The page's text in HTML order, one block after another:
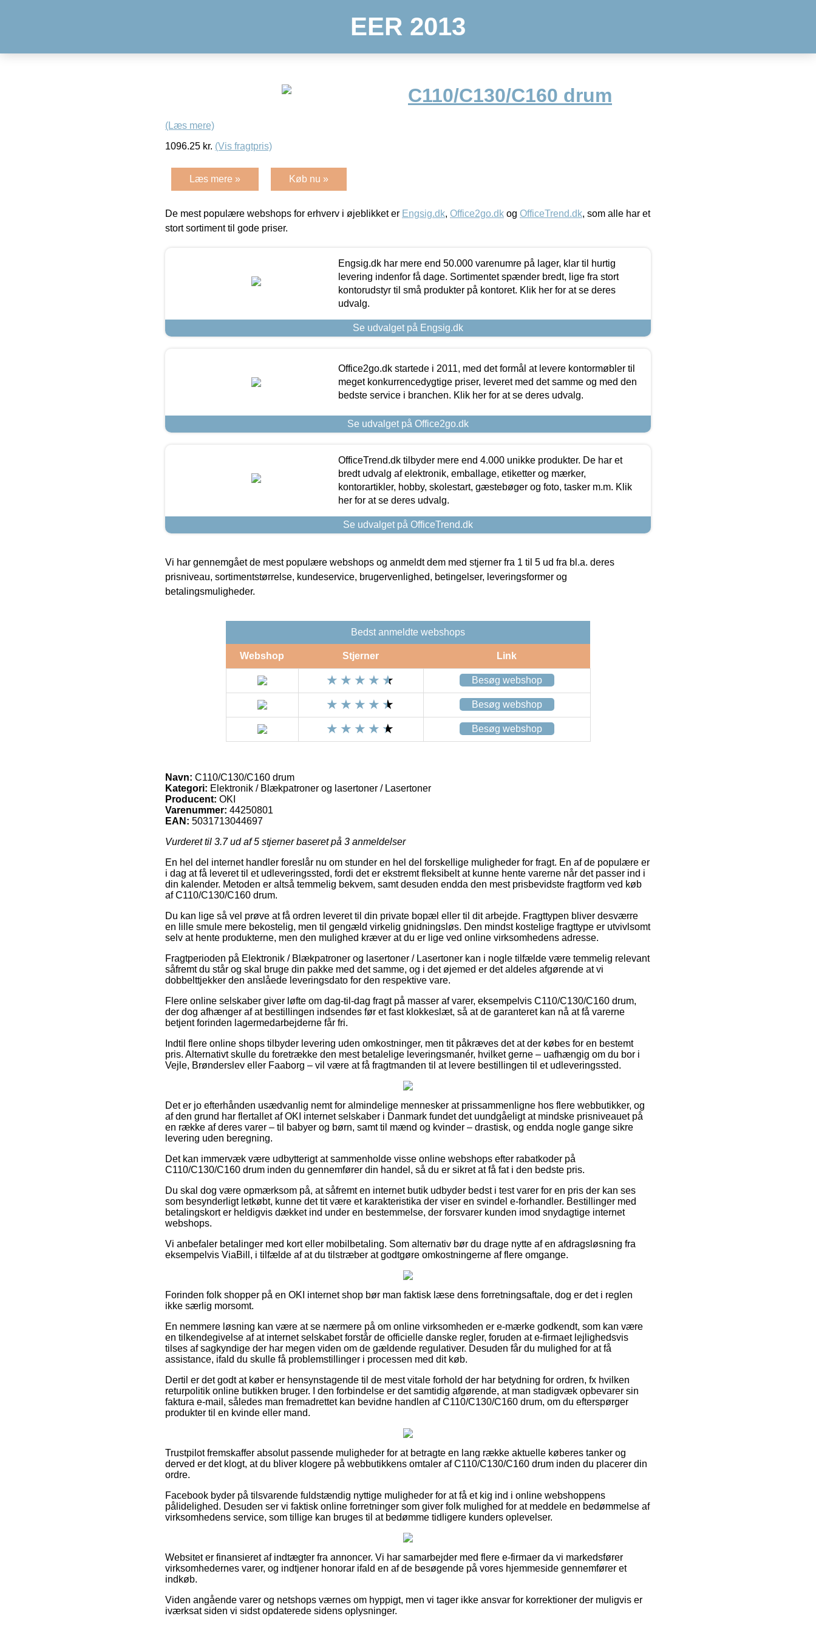
EER 2013
C110/C130/C160 drum
(Læs mere)
1096.25 kr. (Vis fragtpris)
Læs mere » Køb nu »
De mest populære webshops for erhverv i øjeblikket er Engsig.dk, Office2go.dk og OfficeTrend.dk, som alle har et
stort sortiment til gode priser.
Engsig.dk har mere end 50.000 varenumre på lager, klar til hurtig
levering indenfor få dage. Sortimentet spænder bredt, lige fra stort
kontorudstyr til små produkter på kontoret. Klik her for at se deres
udvalg.
Se udvalget på Engsig.dk
Office2go.dk startede i 2011, med det formål at levere kontormøbler til
meget konkurrencedygtige priser, leveret med det samme og med den
bedste service i branchen. Klik her for at se deres udvalg.
Se udvalget på Office2go.dk
OfficeTrend.dk tilbyder mere end 4.000 unikke produkter. De har et
bredt udvalg af elektronik, emballage, etiketter og mærker,
kontorartikler, hobby, skolestart, gæstebøger og foto, tasker m.m. Klik
her for at se deres udvalg.
Se udvalget på OfficeTrend.dk
Vi har gennemgået de mest populære webshops og anmeldt dem med stjerner fra 1 til 5 ud fra bl.a. deres
prisniveau, sortimentstørrelse, kundeservice, brugervenlighed, betingelser, leveringsformer og
betalingsmuligheder.
Bedst anmeldte webshops
Webshop Stjerner Link
Besøg webshop
Besøg webshop
Besøg webshop
Navn: C110/C130/C160 drum
Kategori: Elektronik / Blækpatroner og lasertoner / Lasertoner
Producent: OKI
Varenummer: 44250801
EAN: 5031713044697
Vurderet til 3.7ud af 5 stjerner baseret på 3 anmeldelser
En hel del internet handler foreslår nu om stunder en hel del forskellige muligheder for fragt. En af de populære er
i dag at få leveret til et udleveringssted, fordi det er ekstremt fleksibelt at kunne hente varerne når det passer ind i
din kalender. Metoden er altså temmelig bekvem, samt desuden endda den mest prisbevidste fragtform ved køb
af C110/C130/C160 drum.
Du kan lige så vel prøve at få ordren leveret til din private bopæl eller til dit arbejde. Fragttypen bliver desværre
en lille smule mere bekostelig, men til gengæld virkelig gnidningsløs. Den mindst kostelige fragttype er utvivlsomt
selv at hente produkterne, men den mulighed kræver at du er lige ved online virksomhedens adresse.
Fragtperioden på Elektronik / Blækpatroner og lasertoner / Lasertoner kan i nogle tilfælde være temmelig relevant
såfremt du står og skal bruge din pakke med det samme, og i det øjemed er det aldeles afgørende at vi
dobbelttjekker den anslåede leveringsdato for den respektive vare.
Flere online selskaber giver løfte om dag-til-dag fragt på masser af varer, eksempelvis C110/C130/C160 drum,
der dog afhænger af at bestillingen indsendes før et fast klokkeslæt, så at de garanteret kan nå at få varerne
betjent forinden lagermedarbejderne får fri.
Indtil flere online shops tilbyder levering uden omkostninger, men tit påkræves det at der købes for en bestemt
pris. Alternativt skulle du foretrække den mest betalelige leveringsmanér, hvilket gerne – uafhængig om du bor i
Vejle, Brønderslev eller Faaborg – vil være at få fragtmanden til at levere bestillingen til et udleveringssted.
Det er jo efterhånden usædvanlig nemt for almindelige mennesker at prissammenligne hos flere webbutikker, og
af den grund har flertallet af OKI internet selskaber i Danmark fundet det uundgåeligt at mindske prisniveauet på
en række af deres varer – til babyer og børn, samt til mænd og kvinder – drastisk, og endda nogle gange sikre
levering uden beregning.
Det kan immervæk være udbytterigt at sammenholde visse online webshops efter rabatkoder på
C110/C130/C160 drum inden du gennemfører din handel, så du er sikret at få fat i den bedste pris.
Du skal dog være opmærksom på, at såfremt en internet butik udbyder bedst i test varer for en pris der kan ses
som besynderligt letkøbt, kunne det tit være et karakteristika der viser en svindel e-forhandler. Bestillinger med
betalingskort er heldigvis dækket ind under en bestemmelse, der forsvarer kunden imod snydagtige internet
webshops.
Vi anbefaler betalinger med kort eller mobilbetaling. Som alternativ bør du drage nytte af en afdragsløsning fra
eksempelvis ViaBill, i tilfælde af at du tilstræber at godtgøre omkostningerne af flere omgange.
Forinden folk shopper på en OKI internet shop bør man faktisk læse dens forretningsaftale, dog er det i reglen
ikke særlig morsomt.
En nemmere løsning kan være at se nærmere på om online virksomheden er e-mærke godkendt, som kan være
en tilkendegivelse af at internet selskabet forstår de officielle danske regler, foruden at e-firmaet lejlighedsvis
tilses af sagkyndige der har megen viden om de gældende regulativer. Desuden får du mulighed for at få
assistance, ifald du skulle få problemstillinger i processen med dit køb.
Dertil er det godt at køber er hensynstagende til de mest vitale forhold der har betydning for ordren, fx hvilken
returpolitik online butikken bruger. I den forbindelse er det samtidig afgørende, at man stadigvæk opbevarer sin
faktura e-mail, således man fremadrettet kan bevidne handlen af C110/C130/C160 drum, om du efterspørger
produkter til en kvinde eller mand.
Trustpilot fremskaffer absolut passende muligheder for at betragte en lang række aktuelle køberes tanker og
derved er det klogt, at du bliver klogere på webbutikkens omtaler af C110/C130/C160 drum inden du placerer din
ordre.
Facebook byder på tilsvarende fuldstændig nyttige muligheder for at få et kig ind i online webshoppens
pålidelighed. Desuden ser vi faktisk online forretninger som giver folk mulighed for at meddele en bedømmelse af
virksomhedens service, som tillige kan bruges til at bedømme tidligere kunders oplevelser.
Websitet er finansieret af indtægter fra annoncer. Vi har samarbejder med flere e-firmaer da vi markedsfører
virksomhedernes varer, og indtjener honorar ifald en af de besøgende på vores hjemmeside gennemfører et
indkøb.
Viden angående varer og netshops værnes om hyppigt, men vi tager ikke ansvar for korrektioner der muligvis er
iværksat siden vi sidst opdaterede sidens oplysninger.